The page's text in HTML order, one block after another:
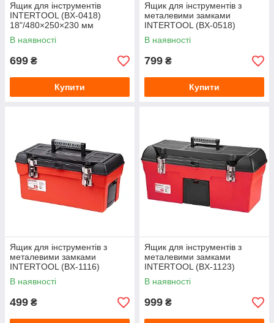
Ящик для інструментів
INTERTOOL (BX-0418)
18"/480×250×230 мм
В наявності
699 ₴
Купити
Ящик для інструментів з
металевими замками
INTERTOOL (BX-0518)
13"/480×250×230 мм
В наявності
799 ₴
Купити
Ящик для інструментів з
металевими замками
INTERTOOL (BX-1116)
16"/396×216×164 мм
В наявності
499 ₴
Ящик для інструментів з
металевими замками
INTERTOOL (BX-1123)
24"/610×255×251 мм
В наявності
999 ₴